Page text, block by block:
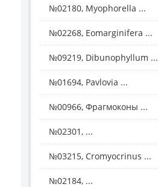
№02180, Myophorella ...
№02268, Eomarginifera ...
№09219, Dibunophyllum ...
№01694, Pavlovia ...
№00966, Фрагмоконы ...
№02301, ...
№03215, Cromyocrinus ...
№02184, ...